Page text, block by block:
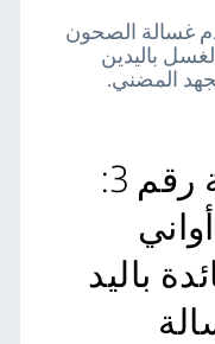
غسالة الصحون
باليدين
المضني.
المعلومة المغلوطة رقم 3:
باليد